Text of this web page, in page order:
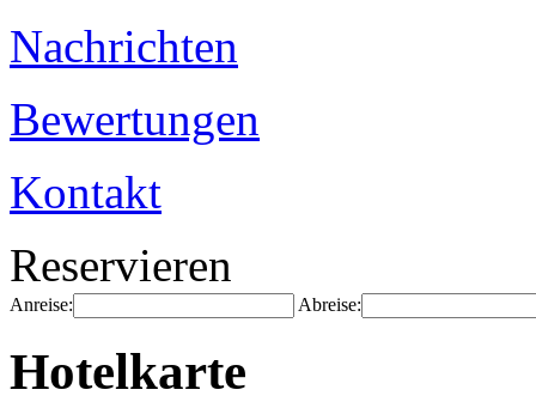
Nachrichten
Bewertungen
Kontakt
Reservieren
Anreise: Abreise:
Hotelkarte